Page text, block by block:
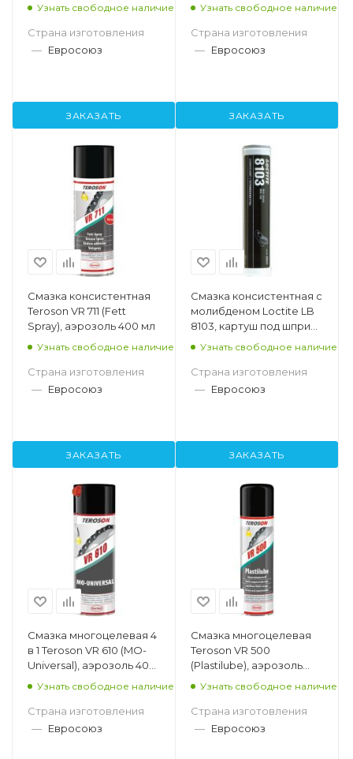
Узнать свободное наличие
Страна изготовления
— Евросоюз
ЗАКАЗАТЬ
Узнать свободное наличие
Страна изготовления
— Евросоюз
ЗАКАЗАТЬ
Смазка консистентная
Teroson VR 711 (Fett
Spray), аэрозоль 400 мл
Узнать свободное наличие
Страна изготовления
— Евросоюз
ЗАКАЗАТЬ
Смазка консистентная с
молибденом Loctite LB
8103, картуш под шприц
400 гр
Узнать свободное наличие
Страна изготовления
— Евросоюз
ЗАКАЗАТЬ
Смазка многоцелевая 4
в 1 Teroson VR 610 (MO-
Universal), аэрозоль 400
млУзнать свободное наличие
Страна изготовления
— Евросоюз
Смазка многоцелевая
Teroson VR 500
(Plastilube), аэрозоль
300 мл
Узнать свободное наличие
Страна изготовления
— Евросоюз